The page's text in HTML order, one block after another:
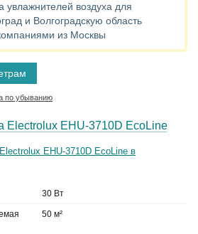
увлажнителей воздуха для
и Волгоградскую область
из Москвы
по убыванию
Electrolux EHU-3710D EcoLine
30 Вт
50 м²